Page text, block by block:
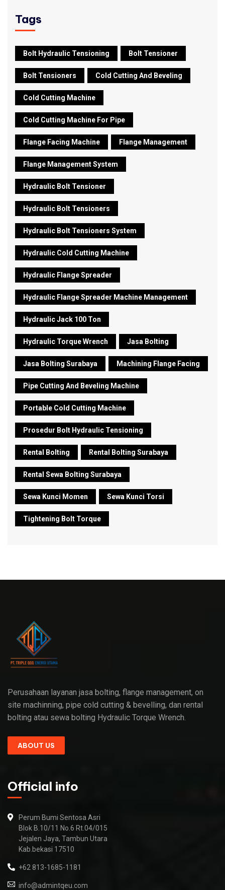
Tags
Bolt Hydraulic Tensioning Bolt Tensioner
Bolt Tensioners Cold Cutting And Beveling
Cold Cutting Machine
Cold Cutting Machine For Pipe
Flange Facing Machine Flange Management
Flange Management System
Hydraulic Bolt Tensioner
Hydraulic Bolt Tensioners
Hydraulic Bolt Tensioners System
Hydraulic Cold Cutting Machine
Hydraulic Flange Spreader
Hydraulic Flange Spreader Machine Management
Hydraulic Jack 100 Ton
Hydraulic Torque Wrench Jasa Bolting
Jasa Bolting Surabaya Machining Flange Facing
Pipe Cutting And Beveling Machine
Portable Cold Cutting Machine
Prosedur Bolt Hydraulic Tensioning
Rental Bolting Rental Bolting Surabaya
Rental Sewa Bolting Surabaya
Sewa Kunci Momen Sewa Kunci Torsi
Tightening Bolt Torque
Perusahaan layanan jasa bolting, flange management, on
site machinning, pipe cold cutting & bevelling, dan rental
bolting atau sewa bolting Hydraulic Torque Wrench.
ABOUT US
Official info
Perum Bumi Sentosa Asri
Blok B.10/11 No.6 Rt.04/015
Jejalen Jaya, Tambun Utara
Kab.bekasi 17510
+62 813-1685-1181
info@admintqeu.com